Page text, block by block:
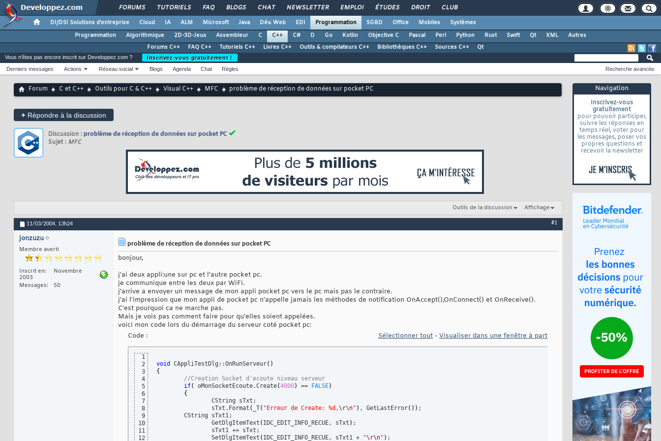
FORUMS TUTORIELS FAQ BLOGS CHAT NEWSLETTER EMPLOI ÉTUDES DROIT CLUB
DI/DSI Solutions d'entreprise Cloud IA ALM Microsoft Java Dév. Web EDI Programmation SGBD Office Mobiles
Systèmes
Programmation
Algorithmique 2D-3D-Jeux Assembleur C C++ C# D Go Kotlin Objective C Pascal Perl Python Rust Swift Qt XML
Autres
Forums C++
FAQ C++ Tutoriels C++ Livres C++ Outils & compilateurs C++ Bibliothèques C++ Sources C++ Qt
Navigation
Inscrivez-vous
gratuitement
pour pouvoir participer,
suivre les réponses en
temps réel, voter pour
les messages, poser vos
propres questions et
recevoir la newsletter
Vous n'êtes pas encore inscrit sur Developpez.com ?
Inscrivez-vous gratuitement !
Derniers messages
Actions Réseau social Blogs Agenda Chat Règles Recherche avancée
Forum C et C++ Outils pour C & C++ Visual C++ MFC problème de réception de données sur pocket PC
+ Répondre à la discussion
Discussion : problème de réception de données sur pocket PC
Sujet : MFC
Outils de la discussion Affichage
11/03/2004, 13h24 #1
jonzuzu
Membre averti
Inscrit en
Novembre
2003
Messages
50
problème de réception de données sur pocket PC
bonjour,
j'ai deux appli:une sur pc et l'autre pocket pc.
je communique entre les deux par WiFi.
j'arrive a envoyer un message de mon appli pocket pc vers le pc mais pas le contraire.
j'ai l'impression que mon appli de pocket pc n'appelle jamais les méthodes de notification OnAccept(),OnConnect() et OnReceive().
C'est pourquoi ca ne marche pas.
Mais je vois pas comment faire pour qu'elles soient appelées.
voici mon code lors du démarrage du serveur coté pocket pc:
Code :
Sélectionner tout - Visualiser dans une fenêtre à part
1
2
3
4
5
6
7
8
9
10
11
12
void CAppliTestDlg::OnRunServeur( )
{
//Creation Socket d'ecoute niveau serveur
if( oMonSocketEcoute.Create(4000) == FALSE)
{
		sTxt.Format
( _T( "Erreur de Create: %d,\r\n" ) , GetLastError( ) ) ;
        CString sTxt1;
		GetDlgItemText
( IDC_EDIT_INFO_RECUE, sTxt ) ;
		SetDlgItemText
( IDC_EDIT_INFO_RECUE, sTxt1 + "\r\n" ) ;